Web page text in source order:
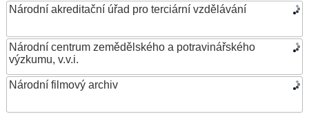
Národní akreditační úřad pro terciární vzdělávání
Národní centrum zemědělského a potravinářského
výzkumu, v.v.i.
Národní filmový archiv